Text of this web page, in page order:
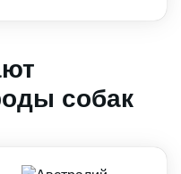
собак